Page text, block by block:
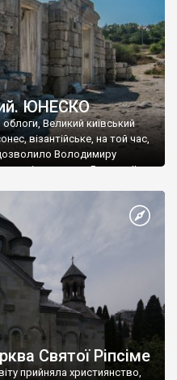
ЮНЕСКО
облоги, Великий київський
візантійське, на той час,
Володимиру
імператору Василю ІІ, та
Василем-християнином.
Херсонесу Таврійського
Святої Ріпсіме
прийняла християнство,